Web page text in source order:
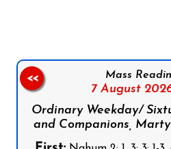
Mass
7 August
Ordinary Weekday/
and Companions,
<<